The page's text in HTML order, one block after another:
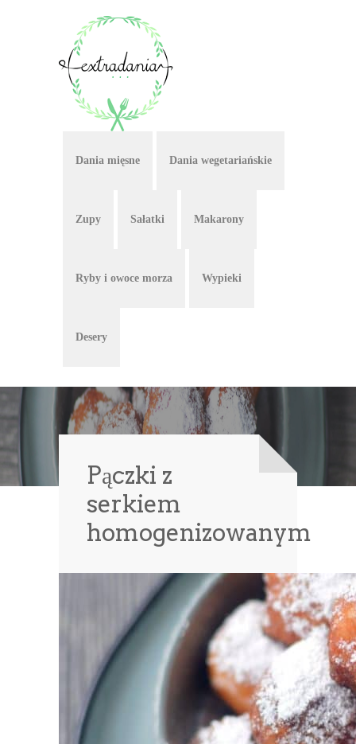
Dania mięsne Dania wegetariańskie
Zupy Sałatki Makarony
Ryby i owoce morza Wypieki
Desery
Pączki z
serkiem
homogenizowanym